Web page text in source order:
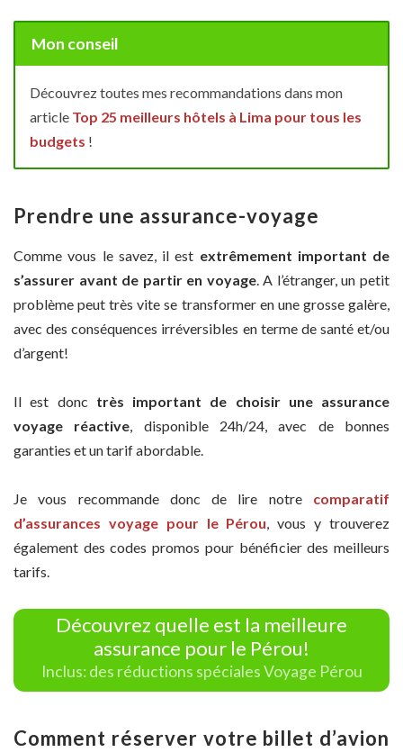
Mon conseil
Découvrez toutes mes recommandations dans mon
article Top 25 meilleurs hôtels à Lima pour tous les
budgets !
Prendre une assurance-voyage
Comme vous le savez, il est extrêmement important de
s’assurer avant de partir en voyage. A l’étranger, un petit
problème peut très vite se transformer en une grosse galère,
avec des conséquences irréversibles en terme de santé et/ou
d’argent!
Il est donc très important de choisir une assurance
voyage réactive, disponible 24h/24, avec de bonnes
garanties et un tarif abordable.
Je vous recommande donc de lire notre comparatif
d’assurances voyage pour le Pérou, vous y trouverez
également des codes promos pour bénéficier des meilleurs
tarifs.
Découvrez quelle est la meilleure
assurance pour le Pérou!
Inclus: des réductions spéciales Voyage Pérou
Comment réserver votre billet d’avion